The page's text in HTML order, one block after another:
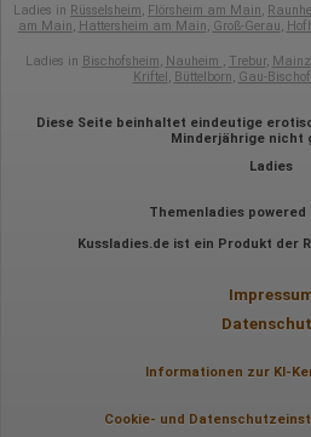
Ladies in Rüsselsheim Flörsheim am Main
am Main Hattersheim am Main Groß-Gerau
Ladies in Bischofsheim Nauheim Trebur,
Kriftel Büttelborn Gau-
Diese Seite beinhaltet eindeutige
Minderjährige nicht
Ladies
Themenladies powered
Kussladies.de ist ein Produkt der
Informationen zur KI-
Cookie- und